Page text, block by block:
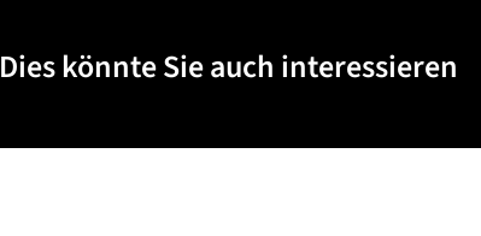
Dies könnte Sie auch interessieren